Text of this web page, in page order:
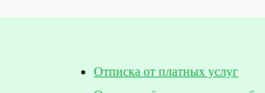
Отписка от платных услуг